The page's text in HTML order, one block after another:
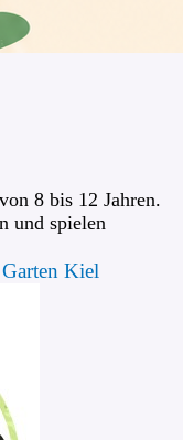
8 bis 12 Jahren.
und spielen
Kiel